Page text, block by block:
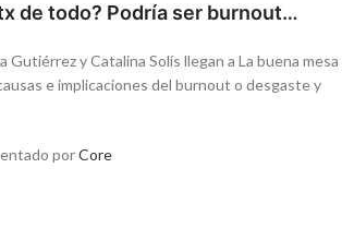
de todo? Podría ser burnout…
Gutiérrez y Catalina Solís llegan a La buena mesa
e implicaciones del burnout o desgaste y
porCore